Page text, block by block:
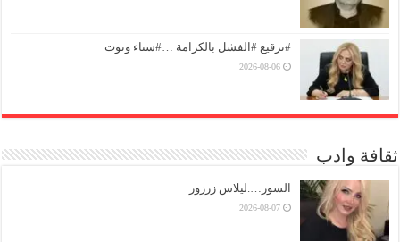
#ترقيع #الفشل بالكرامة …#سناء وتوت
2026-08-06
ثقافة وادب
السور….ليلاس زرزور
2026-08-07